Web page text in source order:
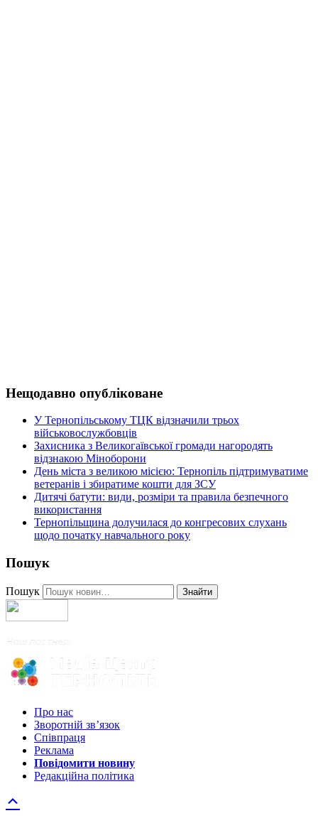
Нещодавно опубліковане
У Тернопільському ТЦК відзначили трьох
військовослужбовців
Захисника з Великогаївської громади нагородять
відзнакою Міноборони
День міста з великою місією: Тернопіль підтримуватиме
ветеранів і збиратиме кошти для ЗСУ
Дитячі батути: види, розміри та правила безпечного
використання
Тернопільщина долучилася до конгресових слухань
щодо початку навчального року
Пошук
Пошук Знайти
Про нас
Зворотній зв’язок
Співпраця
Реклама
Повідомити новину
Редакційна політика